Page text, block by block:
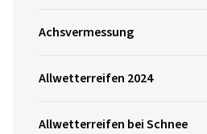
Achsvermessung
Allwetterreifen 2024
Allwetterreifen bei Schnee